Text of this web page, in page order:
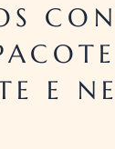
E